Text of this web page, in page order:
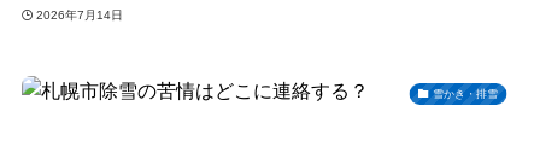
2026年7月14日
雪かき・排雪